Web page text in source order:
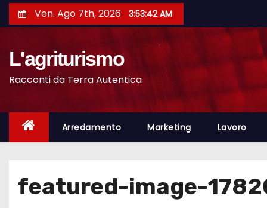
a
o
Ven. Ago 7th, 2026 3:53:43 AM
L'agriturismo
Racconti da Terra Autentica
Arredamento Marketing Lavoro
featured-image-